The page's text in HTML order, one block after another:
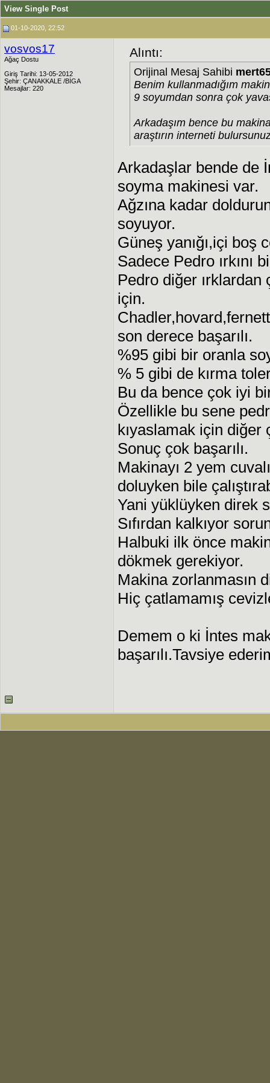
View Single Post
01-10-2020, 22:52
vosvos17
Ağaç Dostu
Giriş Tarihi: 13-05-2012
Şehir: ÇANAKKALE /BİGA
Mesajlar: 220
Alıntı:
Orijinal Mesaj Sahibi
Benim kullanmadığım
9 soyumdan sonra çok
Arkadaşım bence bu
araştırın interneti
Arkadaşlar bende de
soyma makinesi var.
Ağzına kadar
soyuyor.
Güneş yanığı,içi boş
Sadece Pedro ırkını
Pedro diğer
için.
son derece başarılı.
%95 gibi bir oranla
% 5 gibi de kırma
Bu da bence çok iyi
Özellikle bu sene
kıyaslamak için diğer
Sonuç çok başarılı.
Makinayı 2 yem
doluyken bile
Yani yüklüyken direk
Sıfırdan kalkıyor
Halbuki ilk önce
dökmek gerekiyor.
Makina zorlanmasın
Hiç çatlamamış
Demem o ki İntes
başarılı.Tavsiye